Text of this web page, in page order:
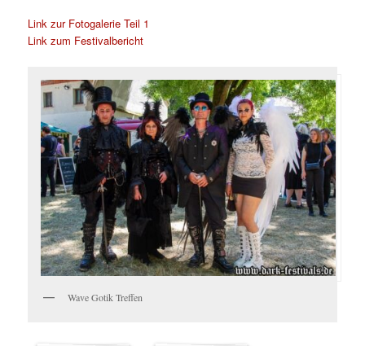
Link zur Fotogalerie Teil 1
Link zum Festivalbericht
Wave Gotik Treffen